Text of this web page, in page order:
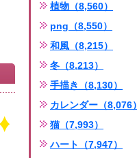
植物（8,560）
png（8,550）
和風（8,215）
冬（8,213）
手描き（8,130）
カレンダー（8,076）
猫（7,993）
ハート（7,947）